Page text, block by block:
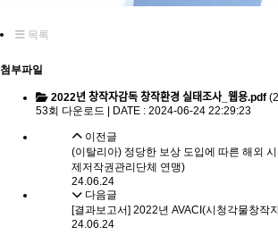
목록
첨부파일
2022년 창작자감독 창작환경 실태조사_웹용.pdf
53회 다운로드 | DATE : 2024-06-24 22:29:23
이전글
(이탈리아) 정당한 보상 도입에 따른 해외
제저작권관리단체 연맹)
24.06.24
다음글
[결과보고서] 2022년 AVACI(시청각물창작
24.06.24